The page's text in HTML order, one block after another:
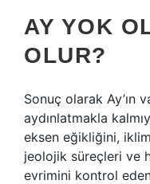
AY YOK
OLUR?
Sonuç olarak Ay’ın
aydınlatmakla
eksen eğikliğini,
jeolojik süreçleri ve
evrimini kontrol